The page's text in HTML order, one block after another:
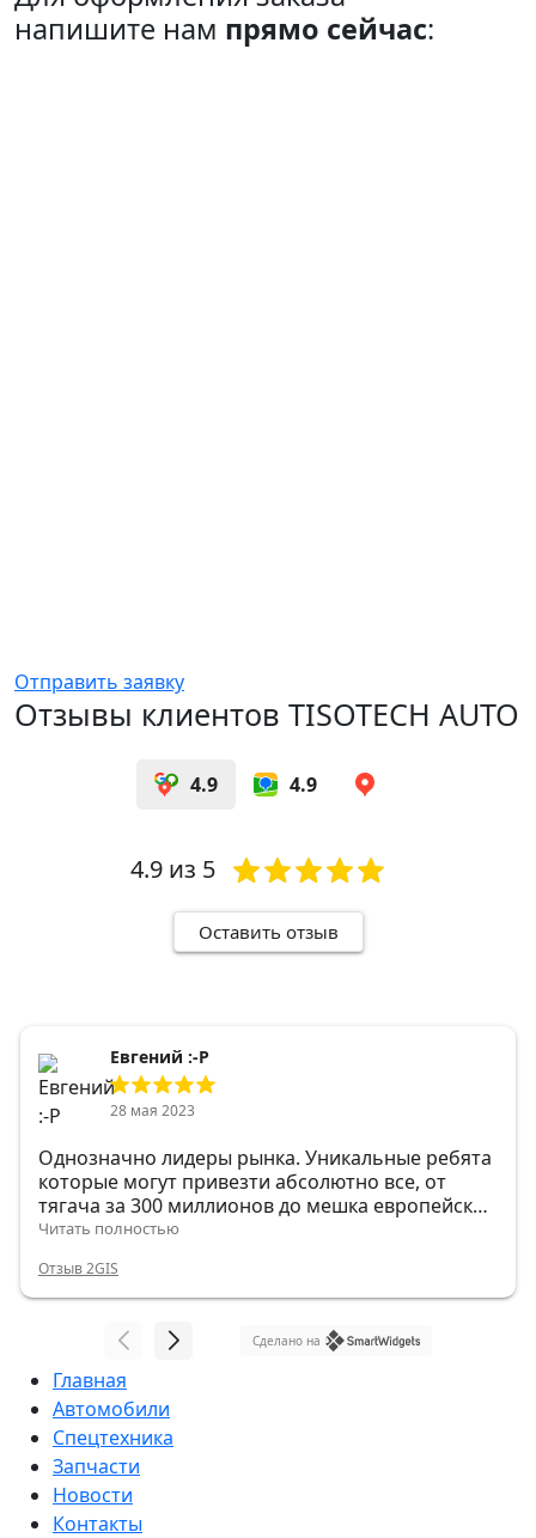
напишите нам прямо сейчас:
Отправить заявку
Отзывы клиентов TISOTECH AUTO
4.9 4.9
4.9из 5
Оставить отзыв
Евгений :-Р
28 мая 2023
Однозначно лидеры рынка. Уникальные ребята
которые могут привезти абсолютно все, от
тягача за 300 миллионов до мешка европейских
гвоздей.
Читать полностью
Отзыв 2GIS
Сделано на
Главная
Автомобили
Спецтехника
Запчасти
Новости
Контакты